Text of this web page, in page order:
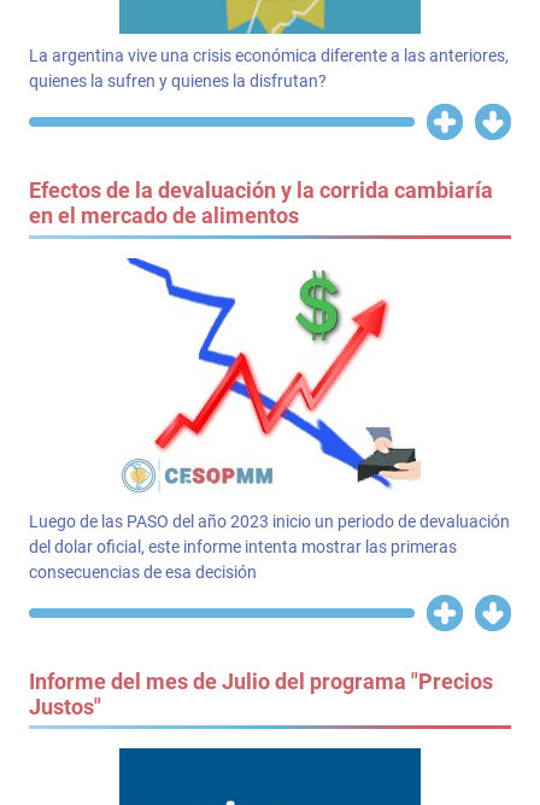
La argentina vive una crisis económica diferente a las anteriores,
quienes la sufren y quienes la disfrutan?
Efectos de la devaluación y la corrida cambiaría
en el mercado de alimentos
Luego de las PASO del año 2023 inicio un periodo de devaluación
del dolar oficial, este informe intenta mostrar las primeras
consecuencias de esa decisión
Informe del mes de Julio del programa "Precios
Justos"